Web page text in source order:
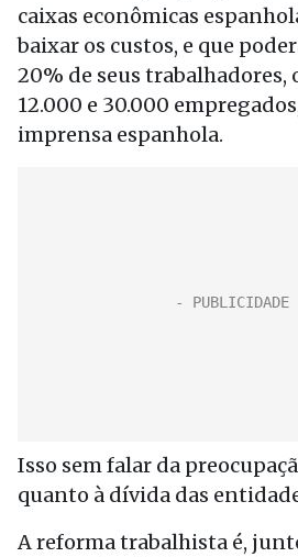
caixas econômicas
baixar os custos, e que
20% de seus trabalhadores,
12.000 e 30.000
imprensa espanhola.
Isso sem falar da
quanto à dívida das
A reforma trabalhista é,